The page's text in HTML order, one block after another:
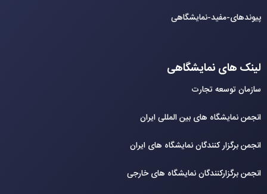
پیوندهای-مفید-نمایشگاهی
لینک های نمایشگاهی
سازمان توسعه تجارت
انجمن نمایشگاه های بین المللی ایران
انجمن برگزار کنندگان نمایشگاه های ایران
انجمن برگزارکنندگان نمایشگاه های خارجی